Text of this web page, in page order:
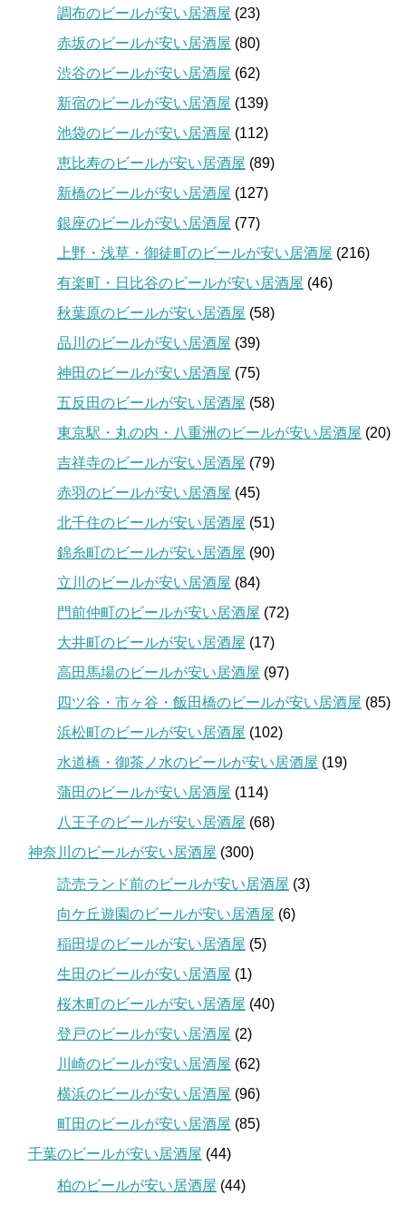
調布のビールが安い居酒屋 (23)
赤坂のビールが安い居酒屋 (80)
渋谷のビールが安い居酒屋 (62)
新宿のビールが安い居酒屋 (139)
池袋のビールが安い居酒屋 (112)
恵比寿のビールが安い居酒屋 (89)
新橋のビールが安い居酒屋 (127)
銀座のビールが安い居酒屋 (77)
上野・浅草・御徒町のビールが安い居酒屋 (216)
有楽町・日比谷のビールが安い居酒屋 (46)
秋葉原のビールが安い居酒屋 (58)
品川のビールが安い居酒屋 (39)
神田のビールが安い居酒屋 (75)
五反田のビールが安い居酒屋 (58)
東京駅・丸の内・八重洲のビールが安い居酒屋 (20)
吉祥寺のビールが安い居酒屋 (79)
赤羽のビールが安い居酒屋 (45)
北千住のビールが安い居酒屋 (51)
錦糸町のビールが安い居酒屋 (90)
立川のビールが安い居酒屋 (84)
門前仲町のビールが安い居酒屋 (72)
大井町のビールが安い居酒屋 (17)
高田馬場のビールが安い居酒屋 (97)
四ツ谷・市ヶ谷・飯田橋のビールが安い居酒屋 (85)
浜松町のビールが安い居酒屋 (102)
水道橋・御茶ノ水のビールが安い居酒屋 (19)
蒲田のビールが安い居酒屋 (114)
八王子のビールが安い居酒屋 (68)
神奈川のビールが安い居酒屋 (300)
読売ランド前のビールが安い居酒屋 (3)
向ケ丘遊園のビールが安い居酒屋 (6)
稲田堤のビールが安い居酒屋 (5)
生田のビールが安い居酒屋 (1)
桜木町のビールが安い居酒屋 (40)
登戸のビールが安い居酒屋 (2)
川崎のビールが安い居酒屋 (62)
横浜のビールが安い居酒屋 (96)
町田のビールが安い居酒屋 (85)
千葉のビールが安い居酒屋 (44)
柏のビールが安い居酒屋 (44)